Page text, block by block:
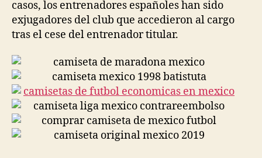
casos, los entrenadores españoles han sido
exjugadores del club que accedieron al cargo
tras el cese del entrenador titular.